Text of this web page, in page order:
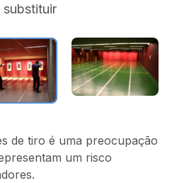
substituir
de tiro é uma preocupação
um risco